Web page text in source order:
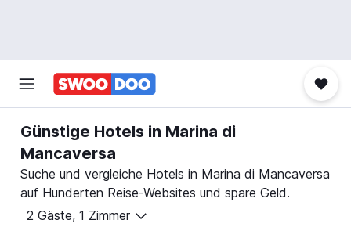
Günstige Hotels in Marina di
Mancaversa
Suche und vergleiche Hotels in Marina di Mancaversa
auf Hunderten Reise-Websites und spare Geld.
2 Gäste, 1 Zimmer